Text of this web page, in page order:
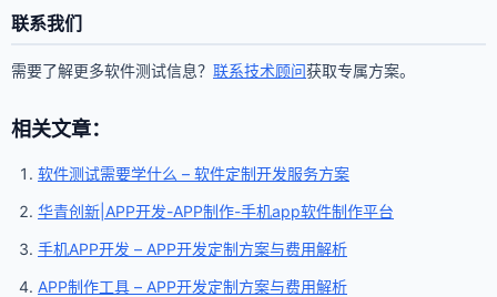
联系我们
需要了解更多软件测试信息？ 联系技术顾问获取专属方案。
相关文章：
软件测试需要学什么 – 软件定制开发服务方案
华青创新|APP开发-APP制作-手机app软件制作平台
手机APP开发 – APP开发定制方案与费用解析
APP制作工具 – APP开发定制方案与费用解析